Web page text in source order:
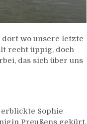
dort wo unsere letzte
recht üppig, doch
das sich über uns
Sophie
Preußens gekürt.